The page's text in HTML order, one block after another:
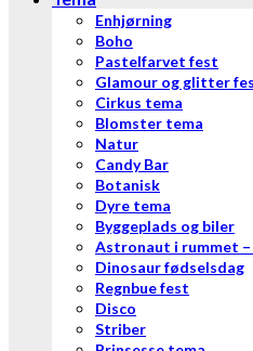
Enhjørning
Boho
Pastelfarvet fest
Glamour og glitter
Cirkus tema
Blomster tema
Natur
Candy Bar
Botanisk
Dyre tema
Byggeplads og biler
Astronaut i rummet –
Dinosaur fødselsdag
Regnbue fest
Disco
Striber